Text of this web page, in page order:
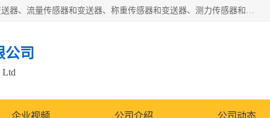
是集开发、生产和经营压力传感器和变送器、位移传感器和变送器、流量传感器和变送器、称重传感器和变送器、测力传感器和变送器、温湿度传感器和变送器、扭矩传感器、智能数显控制仪表等产品的化高新技术企业。
公司
Ltd
企业视频 公司介绍 公司动态